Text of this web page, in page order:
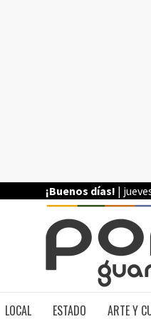
¡Buenos días! |
LOCAL ESTADO ARTE Y